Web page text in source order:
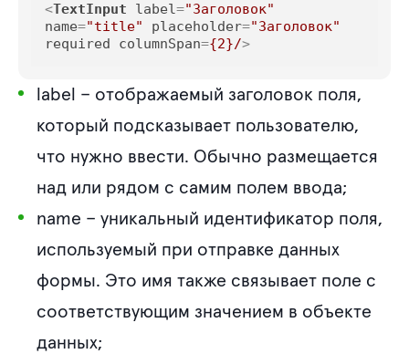
<TextInput label="Заголовок"
name="title" placeholder="Заголовок"
required
columnSpan={2}/>
label – отображаемый заголовок поля,
который подсказывает пользователю,
что нужно ввести. Обычно размещается
над или рядом с самим полем ввода;
name – уникальный идентификатор поля,
используемый при отправке данных
формы. Это имя также связывает поле с
соответствующим значением в объекте
данных;